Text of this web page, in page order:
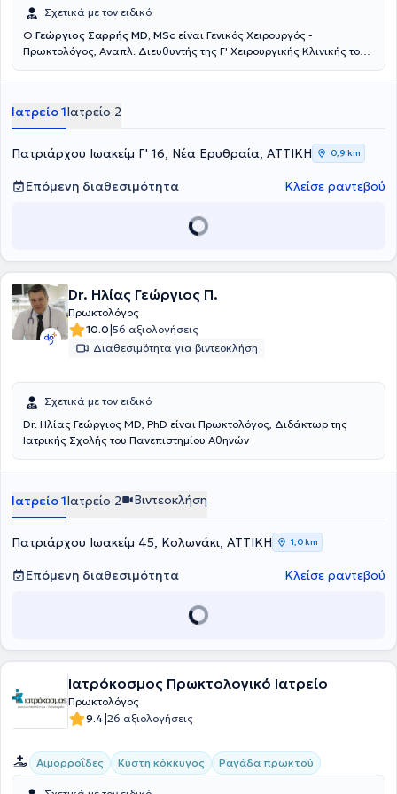
Σχετικά με τον ειδικό
Ο Γεώργιος Σαρρής MD, MSc είναι Γενικός Χειρουργός -
Πρωκτολόγος, Αναπλ. Διευθυντής της Γ' Χειρουργικής Κλινικής του
Ερυθραία. Έχει πραγματοποιήσει μεταπτυχιακές σπουδές στην
στην ελάχιστα επεμβατική αντιμετώπιση των ορθοπρωκτικών
παθήσεων (Laser LHP, SiLaC, FiLaC) στη Γερμανία καθώς και στη
Λαπαροσκοπική Χειρουργική. Ειδικεύτηκε στην Β' Χειρουργική
κλινική του νοσοκομείου Κ.Α.Τ. Τέλος, έχει συμμετάσχει σε πληθώρα
πανελλήνιων και διεθνών ιατρικών συνεδρίων.
Ιατρείο 1Ιατρείο 2
Πατριάρχου Ιωακείμ Γ' 16, Νέα Ερυθραία, ΑΤΤΙΚΗ 0,9 km
Επόμενη διαθεσιμότητα Κλείσε ραντεβού
Dr. Ηλίας Γεώργιος Π.
Πρωκτολόγος
10.0|56 αξιολογήσεις
Διαθεσιμότητα για βιντεοκλήση
Σχετικά με τον ειδικό
Dr. Ηλίας Γεώργιος MD, PhD είναι Πρωκτολόγος, Διδάκτωρ της
Ιατρικής Σχολής του Πανεπιστημίου Αθηνών
Ιατρείο 1Ιατρείο 2 Βιντεοκλήση
Πατριάρχου Ιωακείμ 45, Κολωνάκι, ΑΤΤΙΚΗ 1,0 km
Επόμενη διαθεσιμότητα Κλείσε ραντεβού
Ιατρόκοσμος Πρωκτολογικό Ιατρείο
Πρωκτολόγος
9.4|26 αξιολογήσεις
Αιμορροΐδες Κύστη κόκκυγος Ραγάδα πρωκτού